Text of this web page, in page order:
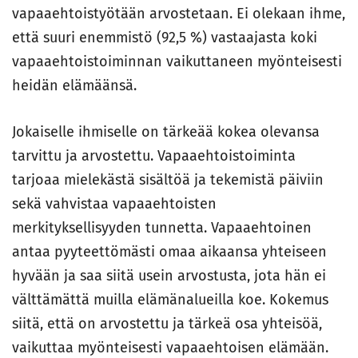
vapaaehtoistyötään arvostetaan. Ei olekaan ihme,
että suuri enemmistö (92,5 %) vastaajasta koki
vapaaehtoistoiminnan vaikuttaneen myönteisesti
heidän elämäänsä.
Jokaiselle ihmiselle on tärkeää kokea olevansa
tarvittu ja arvostettu. Vapaaehtoistoiminta
tarjoaa mielekästä sisältöä ja tekemistä päiviin
sekä vahvistaa vapaaehtoisten
merkityksellisyyden tunnetta. Vapaaehtoinen
antaa pyyteettömästi omaa aikaansa yhteiseen
hyvään ja saa siitä usein arvostusta, jota hän ei
välttämättä muilla elämänalueilla koe. Kokemus
siitä, että on arvostettu ja tärkeä osa yhteisöä,
vaikuttaa myönteisesti vapaaehtoisen elämään.